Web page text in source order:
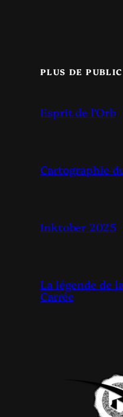
PLUS DE
Esprit de l’Orb
Cartographie
Inktober 2025
La légende de
Carrée